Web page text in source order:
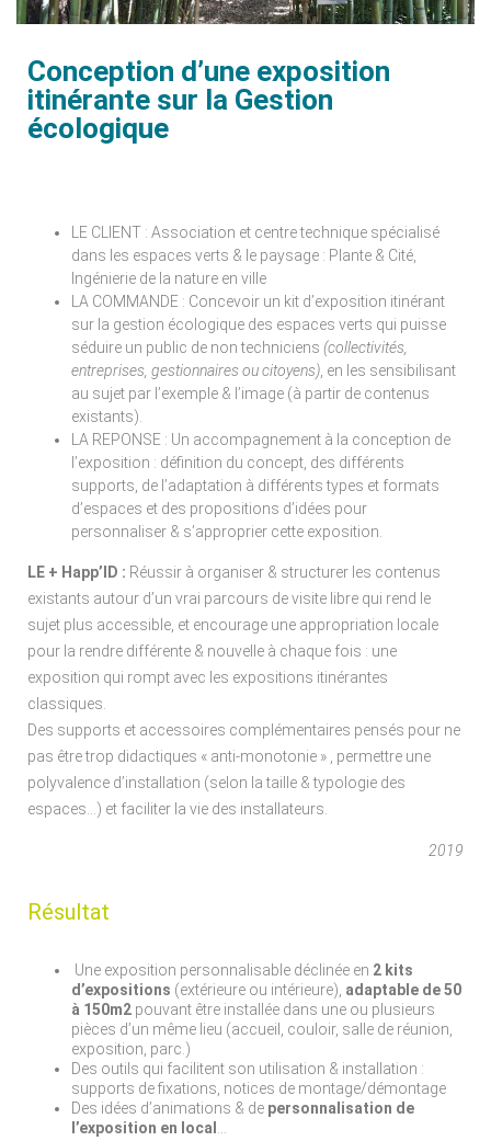
Conception d’une exposition
itinérante sur la Gestion
écologique
LE CLIENT : Association et centre technique spécialisé
dans les espaces verts & le paysage : Plante & Cité,
Ingénierie de la nature en ville
LA COMMANDE : Concevoir un kit d’exposition itinérant
sur la gestion écologique des espaces verts qui puisse
séduire un public de non techniciens (collectivités,
entreprises, gestionnaires ou citoyens) , en les sensibilisant
au sujet par l’exemple & l’image (à partir de contenus
existants).
LA REPONSE : Un accompagnement à la conception de
l’exposition : définition du concept, des différents
supports, de l’adaptation à différents types et formats
d’espaces et des propositions d’idées pour
personnaliser & s’approprier cette exposition.
LE + Happ’ID : Réussir à organiser & structurer les contenus
existants autour d’un vrai parcours de visite libre qui rend le
sujet plus accessible, et encourage une appropriation locale
pour la rendre différente & nouvelle à chaque fois : une
exposition qui rompt avec les expositions itinérantes
classiques.
Des supports et accessoires complémentaires pensés pour ne
pas être trop didactiques « anti-monotonie » , permettre une
polyvalence d’installation (selon la taille & typologie des
espaces…) et faciliter la vie des installateurs.
2019
Résultat
Une exposition personnalisable déclinée en 2 kits
d’expositions (extérieure ou intérieure), adaptable de 50
à 150m2 pouvant être installée dans une ou plusieurs
pièces d’un même lieu (accueil, couloir, salle de réunion,
exposition, parc.)
Des outils qui facilitent son utilisation & installation :
supports de fixations, notices de montage/démontage
Des idées d’animations & de personnalisation de
l’exposition en local